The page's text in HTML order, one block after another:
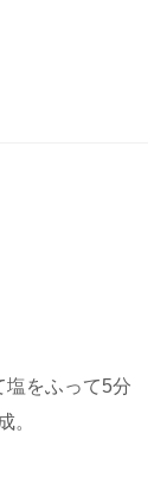
塩をふって5分
。